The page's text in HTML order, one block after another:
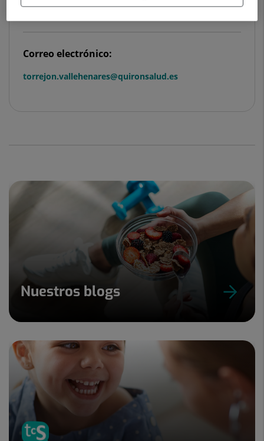
Correo electrónico:
torrejon.vallehenares@quironsalud.es
Nuestros blogs